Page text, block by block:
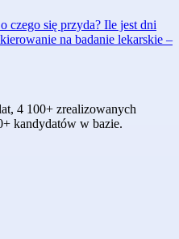
czego się przyda? Ile jest dni
na badanie lekarskie –
4 100+ zrealizowanych
kandydatów w bazie.